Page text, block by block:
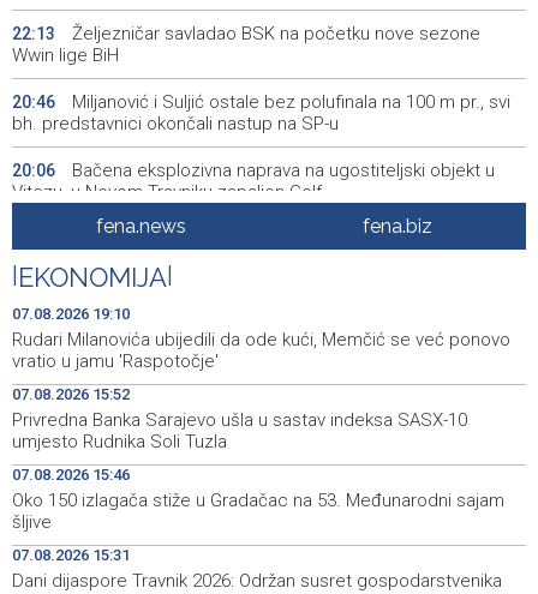
22:13
Željezničar savladao BSK na početku nove sezone
Wwin lige BiH
20:46
Miljanović i Suljić ostale bez polufinala na 100 m pr., svi
bh. predstavnici okončali nastup na SP-u
20:06
Bačena eksplozivna naprava na ugostiteljski objekt u
Vitezu, u Novom Travniku zapaljen Golf
Galerija ULUPUBiH otvara novu izlagačku sezonu,
predstavlja novi izlagački program
19:44 Faris Dževahirić novi nogometaš Veleža
19:21 Announcement of events for Saturday, 8 August 2026
19:10
Rudari Milanovića ubijedili da ode kući, Memčić se već
ponovo vratio u jamu 'Raspotočje'
19:03
Sarajevo Film Festival presents Kinoscope and
Kinoscope Surreal programs
19:00
fena.news fena.biz
EKONOMIJA
07.08.2026 19:10
Rudari Milanovića ubijedili da ode kući, Memčić se već ponovo
vratio u jamu 'Raspotočje'
07.08.2026 15:52
Privredna Banka Sarajevo ušla u sastav indeksa SASX-10
umjesto Rudnika Soli Tuzla
07.08.2026 15:46
Oko 150 izlagača stiže u Gradačac na 53. Međunarodni sajam
šljive
07.08.2026 15:31
Dani dijaspore Travnik 2026: Održan susret gospodarstvenika